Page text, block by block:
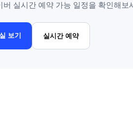
실시간 예약 가능 일정을 확인해보
보기 실시간 예약